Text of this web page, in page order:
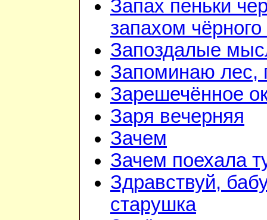
Запах пеньки
запахом
Запоздалые
Запоминаю лес,
Зарешечённое
Заря вечерняя
Зачем
Зачем поехала
Здравствуй,
старушка